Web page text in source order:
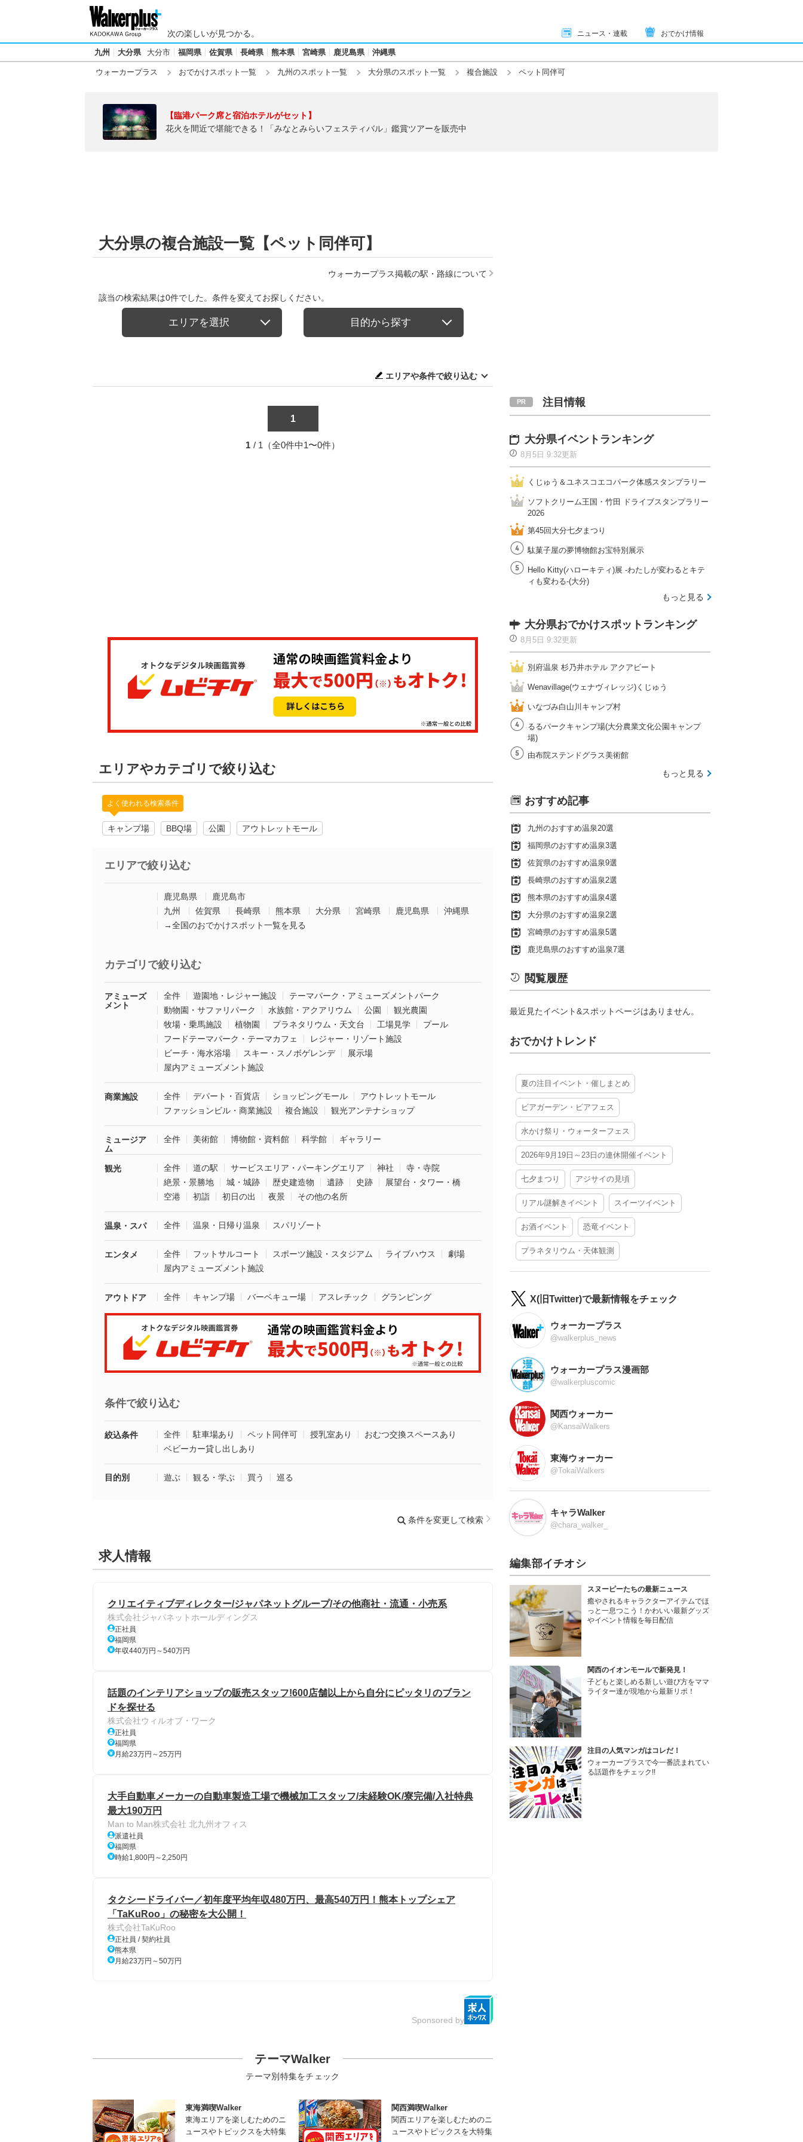
次の楽しいが見つかる。 ニュース・連載 おでかけ情報
九州 大分県 大分市 福岡県 佐賀県 長崎県 熊本県 宮崎県 鹿児島県 沖縄県
ウォーカープラス おでかけスポット一覧 九州のスポット一覧 大分県のスポット一覧 複合施設 ペット同伴可
【臨港パーク席と宿泊ホテルがセット】
花火を間近で堪能できる！「みなとみらいフェスティバル」鑑賞ツアーを販売中
大分県の複合施設一覧【ペット同伴可】
ウォーカープラス掲載の駅・路線について
該当の検索結果は0件でした。条件を変えてお探しください。
エリアを選択 目的から探す
エリアや条件で絞り込む
1
1 / 1（全0件中1〜0件）
エリアやカテゴリで絞り込む
よく使われる検索条件
キャンプ場 BBQ場 公園 アウトレットモール
エリアで絞り込む
鹿児島県
鹿児島市
九州
佐賀県 長崎県 熊本県 大分県 宮崎県 鹿児島県
沖縄県
→全国のおでかけスポット一覧を見る
カテゴリで絞り込む
アミューズ
メント
全件 遊園地・レジャー施設
テーマパーク・アミューズメントパーク
動物園・サファリパーク
水族館・アクアリウム 公園
観光農園
牧場・乗馬施設
植物園 プラネタリウム・天文台 工場見学
プール
フードテーマパーク・テーマカフェ
レジャー・リゾート施設
ビーチ・海水浴場
スキー・スノボゲレンデ
展示場
屋内アミューズメント施設
商業施設 全件 デパート・百貨店 ショッピングモール
アウトレットモール
ファッションビル・商業施設
複合施設 観光アンテナショップ
ミュージア
ム
全件 美術館 博物館・資料館 科学館 ギャラリー
観光 全件 道の駅 サービスエリア・パーキングエリア 神社
寺・寺院
絶景・景勝地
城・城跡 歴史建造物 遺跡 史跡
展望台・タワー・橋
空港
初詣 初日の出 夜景 その他の名所
温泉・スパ 全件 温泉・日帰り温泉 スパリゾート
エンタメ 全件 フットサルコート スポーツ施設・スタジアム ライブハウス
劇場
屋内アミューズメント施設
アウトドア 全件 キャンプ場 バーベキュー場 アスレチック グランピング
条件で絞り込む
絞込条件 全件 駐車場あり ペット同伴可 授乳室あり
おむつ交換スペースあり
ベビーカー貸し出しあり
目的別 遊ぶ 観る・学ぶ 買う 巡る
条件を変更して検索
求人情報
クリエイティブディレクター/ジャパネットグループ/その他商社・流通・小売系
株式会社ジャパネットホールディングス
正社員
福岡県
年収440万円～540万円
話題のインテリアショップの販売スタッフ!600店舗以上から自分にピッタリのブラン
ドを探せる
株式会社ウィルオブ・ワーク
正社員
福岡県
月給23万円～25万円
大手自動車メーカーの自動車製造工場で機械加工スタッフ/未経験OK/寮完備/入社特典
最大190万円
Man to Man株式会社 北九州オフィス
派遣社員
福岡県
時給1,800円～2,250円
タクシードライバー／初年度平均年収480万円、最高540万円！熊本トップシェア
「TaKuRoo」の秘密を大公開！
株式会社TaKuRoo
正社員 / 契約社員
熊本県
月給23万円～50万円
Sponsored by
テーマWalker
テーマ別特集をチェック
東海満喫Walker
東海エリアを楽しむためのニ
ュースやトピックスを大特集
関西満喫Walker
関西エリアを楽しむためのニ
ュースやトピックスを大特集
注目情報
大分県イベントランキング
8月5日 9:32更新
くじゅう＆ユネスコエコパーク体感スタンプラリー
ソフトクリーム王国・竹田 ドライブスタンプラリー
2026
第45回大分七夕まつり
駄菓子屋の夢博物館お宝特別展示
Hello Kitty(ハローキティ)展 -わたしが変わるとキテ
ィも変わる-(大分)
もっと見る
大分県おでかけスポットランキング
8月5日 9:32更新
別府温泉 杉乃井ホテル アクアビート
Wenavillage(ウェナヴィレッジ)くじゅう
いなづみ白山川キャンプ村
るるパークキャンプ場(大分農業文化公園キャンプ
場)
由布院ステンドグラス美術館
もっと見る
おすすめ記事
九州のおすすめ温泉20選
福岡県のおすすめ温泉3選
佐賀県のおすすめ温泉9選
長崎県のおすすめ温泉2選
熊本県のおすすめ温泉4選
大分県のおすすめ温泉2選
宮崎県のおすすめ温泉5選
鹿児島県のおすすめ温泉7選
閲覧履歴
最近見たイベント&スポットページはありません。
おでかけトレンド
夏の注目イベント・催しまとめ
ビアガーデン・ビアフェス
水かけ祭り・ウォーターフェス
2026年9月19日～23日の連休開催イベント
七夕まつり アジサイの見頃
リアル謎解きイベント スイーツイベント
お酒イベント 恐竜イベント
プラネタリウム・天体観測
X(旧Twitter)で最新情報をチェック
ウォーカープラス
@walkerplus_news
ウォーカープラス漫画部
@walkerpluscomic
関西ウォーカー
@KansaiWalkers
東海ウォーカー
@TokaiWalkers
キャラWalker
@chara_walker_
編集部イチオシ
スヌーピーたちの最新ニュース
癒やされるキャラクターアイテムでほ
っと一息つこう！かわいい最新グッズ
やイベント情報を毎日配信
関西のイオンモールで新発見！
子どもと楽しめる新しい遊び方をママ
ライター達が現地から最新リポ！
注目の人気マンガはコレだ！
ウォーカープラスで今一番読まれてい
る話題作をチェック!!